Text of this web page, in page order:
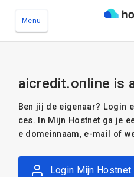
Menu
aicredit.online is
Ben jij de eigenaar? Login
ces. In Mijn Hostnet ga je
e domeinnaam, e-mail of
Login Mijn Hostnet